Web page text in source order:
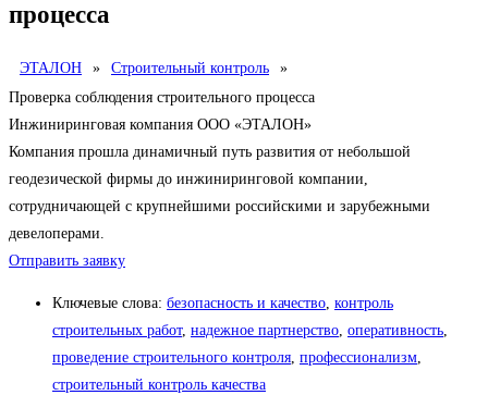
процесса
ЭТАЛОН » Строительный контроль
»
Проверка соблюдения строительного процесса
Инжиниринговая компания ООО «ЭТАЛОН»
Компания прошла динамичный путь развития от небольшой
геодезической фирмы до инжиниринговой компании,
сотрудничающей с крупнейшими российскими и зарубежными
девелоперами.
Отправить заявку
Ключевые слова: безопасность и качество контроль
строительных работ, надежное партнерство оперативность
проведение строительного контроля профессионализм
строительный контроль качества